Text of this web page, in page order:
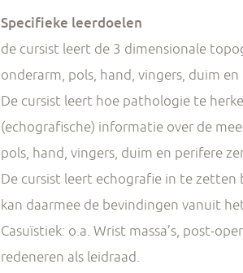
Specifieke leerdoelen
de cursist leert de 3 dimensionale
onderarm, pols, hand, vingers, duim en
De cursist leert hoe pathologie te
(echografische) informatie over de
pols, hand, vingers, duim en perifere
De cursist leert echografie in te zetten
kan daarmee de bevindingen vanuit
Casuïstiek: o.a. Wrist massa’s, post-
redeneren als leidraad.